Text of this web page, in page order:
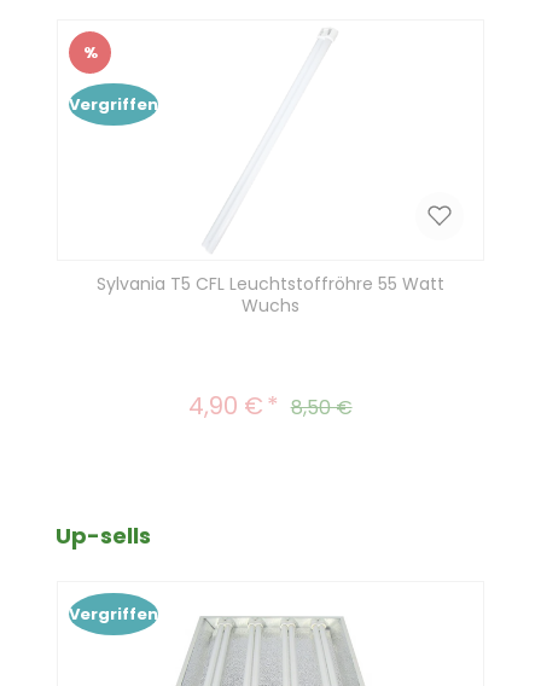
Rabatt
%
Vergriffen
Sylvania T5 CFL Leuchtstoffröhre 55 Watt
Wuchs
Verkaufspreis:
4,90 € Regulärer Preis:
8,50 €
Produktgalerie überspringen
Up-sells
Vergriffen